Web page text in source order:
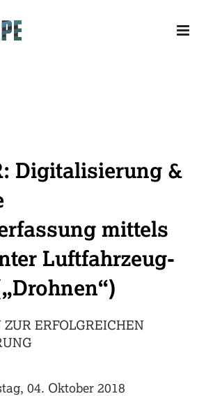
Digitalisierung &
mittels
Luftfahrzeug-
ERFOLGREICHEN
04. Oktober 2018